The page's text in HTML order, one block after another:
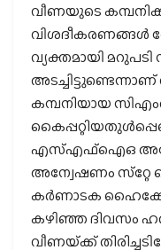
വീണയുടെ
വിശദീകരണങ്ങള്‍
വ്യക്തമായി മറുപടി
കമ്പനിയായ
എസ്എഫ്‌ഐഒ
അന്വേഷണം സ്‌റ്റേ
കര്‍ണാടക
കഴിഞ്ഞ ദിവസം
വീണയ്‌ക്ക്